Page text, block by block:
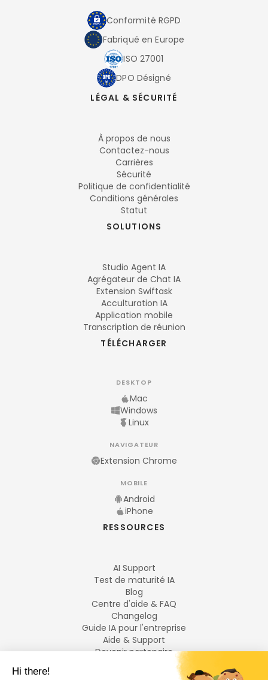
Conformité RGPD
Fabriqué en Europe
ISO 27001
DPO Désigné
LÉGAL & SÉCURITÉ
À propos de nous
Contactez-nous
Carrières
Sécurité
Politique de confidentialité
Conditions générales
Statut
SOLUTIONS
Studio Agent IA
Agrégateur de Chat IA
Extension Swiftask
Acculturation IA
Application mobile
Transcription de réunion
TÉLÉCHARGER
DESKTOP
Mac
Windows
Linux
NAVIGATEUR
Extension Chrome
MOBILE
Android
iPhone
RESSOURCES
AI Support
Test de maturité IA
Blog
Centre d'aide & FAQ
Changelog
Guide IA pour l'entreprise
Aide & Support
Devenir partenaire